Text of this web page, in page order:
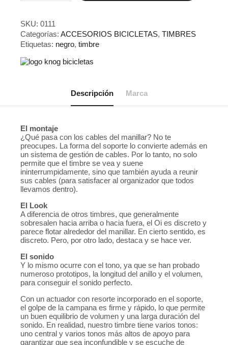
OI
Pequeño
Negro
cantidad
SKU: 0111
Categorías: ACCESORIOS BICICLETAS, TIMBRES
Etiquetas: negro, timbre
Descripción Marca
El montaje
¿Qué pasa con los cables del manillar? No te
preocupes. La forma del soporte lo convierte además en
un sistema de gestión de cables. Por lo tanto, no solo
permite que el timbre se vea y suene
ininterrumpidamente, sino que también ayuda a reunir
sus cables (para satisfacer al organizador que todos
llevamos dentro).
El Look
A diferencia de otros timbres, que generalmente
sobresalen hacia arriba o hacia fuera, el Oi es discreto y
parece flotar alrededor del manillar. En cierto sentido, es
discreto. Pero, por otro lado, destaca y se hace ver.
El sonido
Y lo mismo ocurre con el tono, ya que se han probado
numeroso prototipos, la longitud del anillo y el volumen,
para conseguir el sonido perfecto.
Con un actuador con resorte incorporado en el soporte,
el golpe de la campana es firme y rápido, lo que permite
un buen equilibrio de volumen y una larga duración del
sonido. En realidad, nuestro timbre tiene varios tonos:
uno central y varios tonos más altos de apoyo para
garantizar que sea inconfundible y se escuche de